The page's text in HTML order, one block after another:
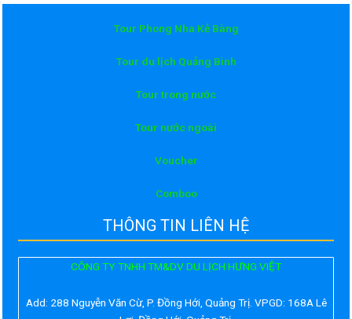
Tour Phong Nha Kẻ Bàng
Tour du lịch Quảng Bình
Tour trong nước
Tour nước ngoài
Voucher
Comboo
THÔNG TIN LIÊN HỆ
CÔNG TY TNHH TM&DV DU LỊCH HƯNG VIỆT
Add: 288 Nguyễn Văn Cừ, P. Đồng Hới, Quảng Trị. VPGD: 168A Lê